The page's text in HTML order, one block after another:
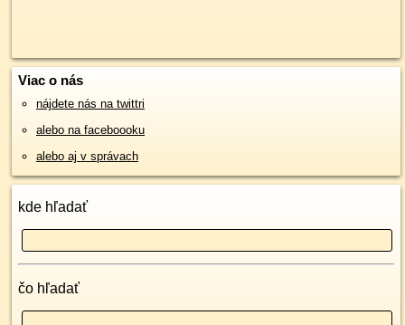
Viac o nás
nájdete nás na twittri
alebo na faceboooku
alebo aj v správach
kde hľadať
čo hľadať